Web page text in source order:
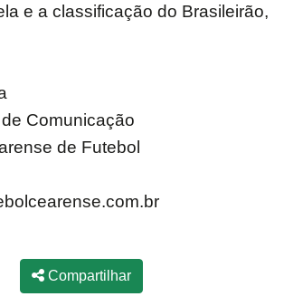
e a classificação do Brasileirão,
Comunicação
de Futebol
Compartilhar